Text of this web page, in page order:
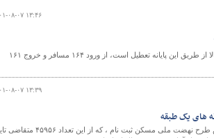
۱۴۰۱-۰۸-۰۷
رئیس پایانه مرزی باجگیران با اعلام اینکه همچنان حمل و نقل کالا از طریق این پایانه تعطیل است، از ورود ۱۶۴ مسافر و خروج ۱۶۱
۱۴۰۱-۰۸-۰۷
تاکنون در استان یزد ۱۱۱۸۷۸ خانوار در طرح اقدام ملی و سپس طرح نهضت ملی مسکن ثبت نام ، که از این تعداد